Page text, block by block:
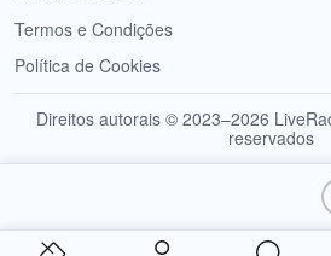
Termos e Condições
Política de Cookies
Direitos autorais © 2023–2026
reservados